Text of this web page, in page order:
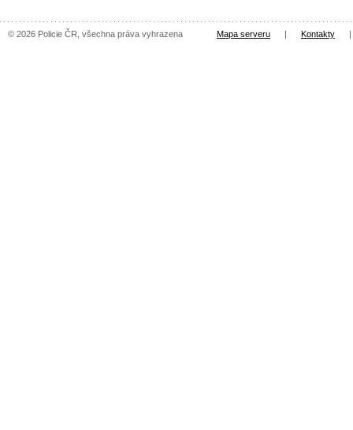
© 2026 Policie ČR, všechna práva vyhrazena Mapa serveru | Kontakty |